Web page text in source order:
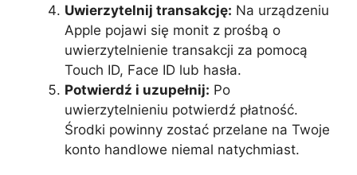
Uwierzytelnij transakcję: Na urządzeniu
Apple pojawi się monit z prośbą o
uwierzytelnienie transakcji za pomocą
Touch ID, Face ID lub hasła.
Potwierdź i uzupełnij: Po
uwierzytelnieniu potwierdź płatność.
Środki powinny zostać przelane na Twoje
konto handlowe niemal natychmiast.